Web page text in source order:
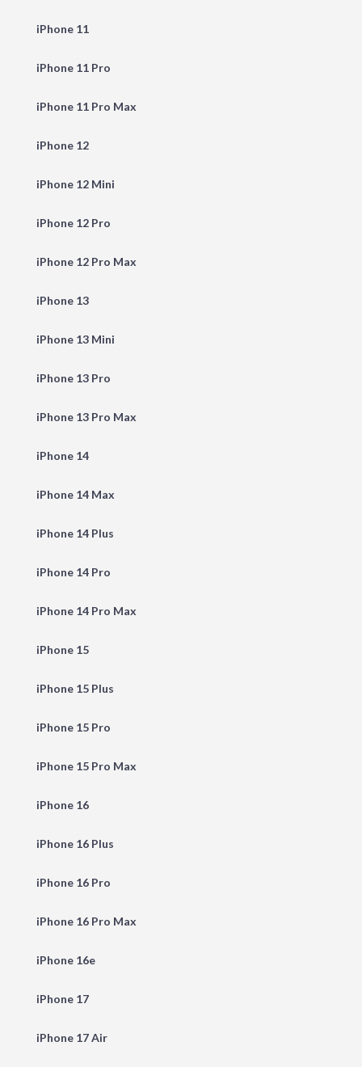
iPhone 11
iPhone 11 Pro
iPhone 11 Pro Max
iPhone 12
iPhone 12 Mini
iPhone 12 Pro
iPhone 12 Pro Max
iPhone 13
iPhone 13 Mini
iPhone 13 Pro
iPhone 13 Pro Max
iPhone 14
iPhone 14 Max
iPhone 14 Plus
iPhone 14 Pro
iPhone 14 Pro Max
iPhone 15
iPhone 15 Plus
iPhone 15 Pro
iPhone 15 Pro Max
iPhone 16
iPhone 16 Plus
iPhone 16 Pro
iPhone 16 Pro Max
iPhone 16e
iPhone 17
iPhone 17 Air